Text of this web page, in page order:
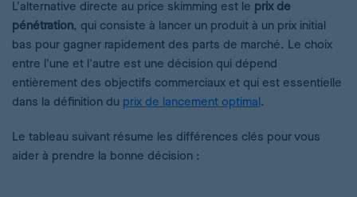
L'alternative directe au price skimming est le prix de
pénétration, qui consiste à lancer un produit à un prix initial
bas pour gagner rapidement des parts de marché. Le choix
entre l'une et l'autre est une décision qui dépend
entièrement des objectifs commerciaux et qui est essentielle
dans la définition du prix de lancement optimal.
Le tableau suivant résume les différences clés pour vous
aider à prendre la bonne décision :